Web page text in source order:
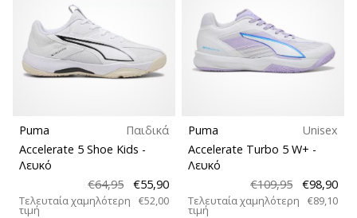
Puma
Παιδικά
Accelerate 5 Shoe Kids -
Λευκό
€64,95
€55,90
Τελευταία χαμηλότερη
τιμή
€52,00
Puma
Unisex
Accelerate Turbo 5 W+ -
Λευκό
€109,95
€98,90
Τελευταία χαμηλότερη
τιμή
€89,10